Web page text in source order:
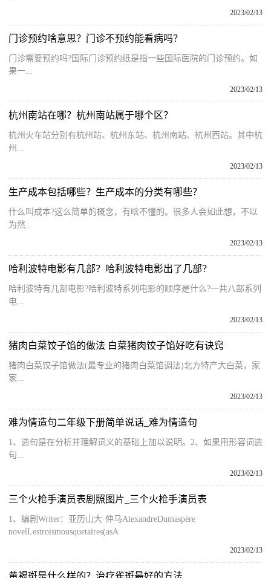
2023/02/13
门诊预约啥意思？门诊不预约能看病吗？
门诊需要预约吗?国际门诊预约纸是指一些国际医院的门诊预约。如
果一...
2023/02/13
杭州南站在哪？杭州南站属于哪个区？
杭州火车站分别有杭州站、杭州东站、杭州南站、杭州西站。其中杭
州...
2023/02/13
生产成本包括哪些？生产成本的分类有哪些？
什么叫成本?这么简单的概念，有啥不懂的。很多人会如此想，不以
为然...
2023/02/13
哈利波特电影有几部？哈利波特电影出了几部？
哈利波特有几部电影?哈利波特系列电影的顺序是什么?一共八部系列
电...
2023/02/13
猪肉白菜饺子馅的做法 白菜猪肉饺子馅好吃有诀窍
猪肉白菜饺子馅做法(最专业的猪肉白菜馅调法)北方特产大白菜，家
家...
2023/02/13
难为情造句二年级下册简单说话_难为情造句
1、造句是在分析并理解词义的基础上加以说明。2、如果用形容词造
句...
2023/02/13
三个火枪手演员表剧照图片_三个火枪手演员表
1、编剧Writer：亚历山大·仲马AlexandreDumaspère
novelLestroismousquetaires(asA
2023/02/13
黄褐斑是什么样的？治疗雀斑最好的方法